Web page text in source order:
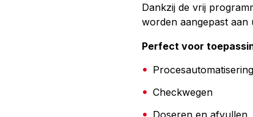
Dankzij de vrij
worden aangepast aan
Perfect voor
Procesautomatisering
Checkwegen
Doseren en afvullen